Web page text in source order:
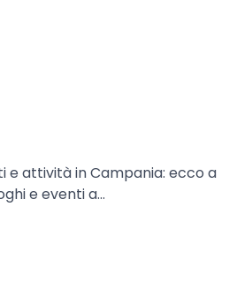
e attività in Campania: ecco a
e eventi a…